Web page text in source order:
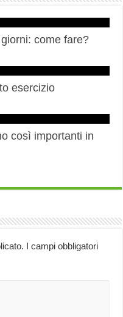
come fare?
esercizio
così importanti in
I campi obbligatori